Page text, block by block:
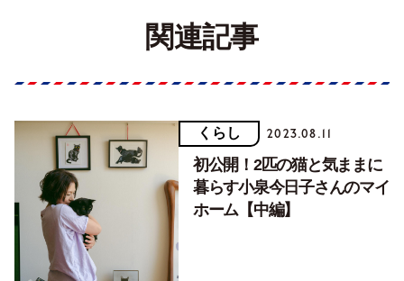
関連記事
くらし 2023.08.11
初公開！2匹の猫と気ままに
暮らす小泉今日子さんのマイ
ホーム【中編】